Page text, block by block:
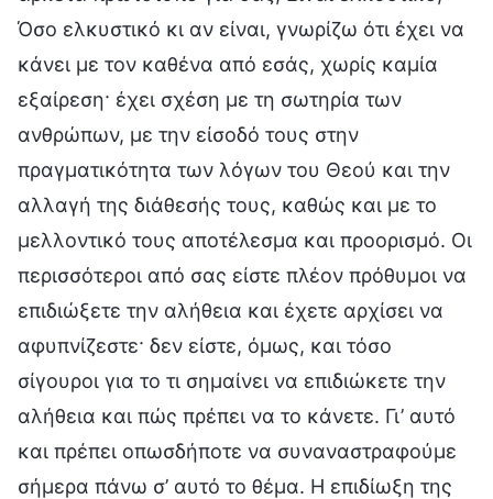
Όσο ελκυστικό κι αν είναι, γνωρίζω ότι έχει να
κάνει με τον καθένα από εσάς, χωρίς καμία
εξαίρεση· έχει σχέση με τη σωτηρία των
ανθρώπων, με την είσοδό τους στην
πραγματικότητα των λόγων του Θεού και την
αλλαγή της διάθεσής τους, καθώς και με το
μελλοντικό τους αποτέλεσμα και προορισμό. Οι
περισσότεροι από σας είστε πλέον πρόθυμοι να
επιδιώξετε την αλήθεια και έχετε αρχίσει να
αφυπνίζεστε· δεν είστε, όμως, και τόσο
σίγουροι για το τι σημαίνει να επιδιώκετε την
αλήθεια και πώς πρέπει να το κάνετε. Γι’ αυτό
και πρέπει οπωσδήποτε να συναναστραφούμε
σήμερα πάνω σ’ αυτό το θέμα. Η επιδίωξη της